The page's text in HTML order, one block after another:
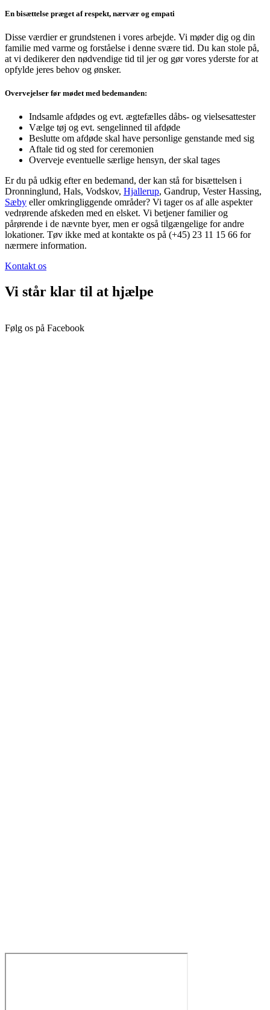
En bisættelse præget af respekt, nærvær og empati
Disse værdier er grundstenen i vores arbejde. Vi møder dig og din
familie med varme og forståelse i denne svære tid. Du kan stole på,
at vi dedikerer den nødvendige tid til jer og gør vores yderste for at
opfylde jeres behov og ønsker.
Overvejelser før mødet med bedemanden:
Indsamle afdødes og evt. ægtefælles dåbs- og vielsesattester
Vælge tøj og evt. sengelinned til afdøde
Beslutte om afdøde skal have personlige genstande med sig
Aftale tid og sted for ceremonien
Overveje eventuelle særlige hensyn, der skal tages
Er du på udkig efter en bedemand, der kan stå for bisættelsen i
Dronninglund, Hals, Vodskov, Hjallerup, Gandrup, Vester Hassing,
Sæby eller omkringliggende områder? Vi tager os af alle aspekter
vedrørende afskeden med en elsket. Vi betjener familier og
pårørende i de nævnte byer, men er også tilgængelige for andre
lokationer. Tøv ikke med at kontakte os på (+45) 23 11 15 66 for
nærmere information.
Kontakt os
Vi står klar til at hjælpe
Følg os på Facebook